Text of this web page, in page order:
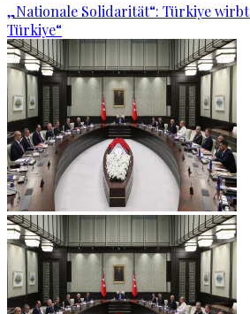
„Nationale Solidarität“: Türkiye
Türkiye“